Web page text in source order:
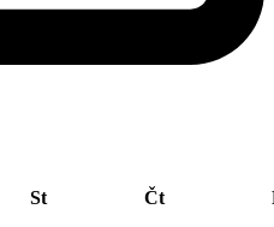
St Čt